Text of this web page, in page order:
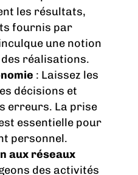
les résultats,
fournis par
une notion
réalisations.
: Laissez les
décisions et
erreurs. La prise
essentielle pour
personnel.
aux réseaux
des activités